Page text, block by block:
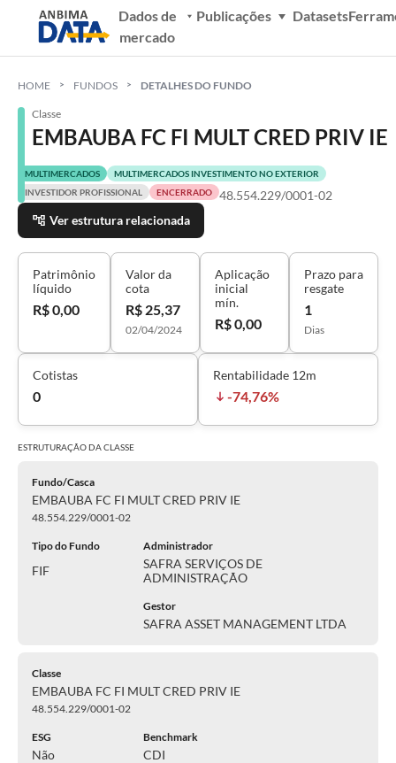
Dados de
mercado
Publicações Datasets
HOME FUNDOS DETALHES DO FUNDO
Classe
EMBAUBA FC FI MULT CRED PRIV IE
MULTIMERCADOS
MULTIMERCADOS INVESTIMENTO NO EXTERIOR
INVESTIDOR PROFISSIONAL
ENCERRADO
48.554.229/0001-02
Ver estrutura relacionada
Patrimônio
líquido
R$ 0,00
Valor da
cota
R$ 25,37
02/04/2024
Aplicação
inicial
mín.
R$ 0,00
Prazo para
resgate
1
Dias
Cotistas
0
Rentabilidade 12m
-74,76%
ESTRUTURAÇÃO DACLASSE
Fundo/Casca
EMBAUBA FC FI MULT CRED PRIV IE
48.554.229/0001-02
Tipo do Fundo
FIF
Administrador
SAFRA SERVIÇOS DE
ADMINISTRAÇÃO
Gestor
SAFRA ASSET MANAGEMENT LTDA
Classe
EMBAUBA FC FI MULT CRED PRIV IE
48.554.229/0001-02
ESG
Não
Benchmark
CDI